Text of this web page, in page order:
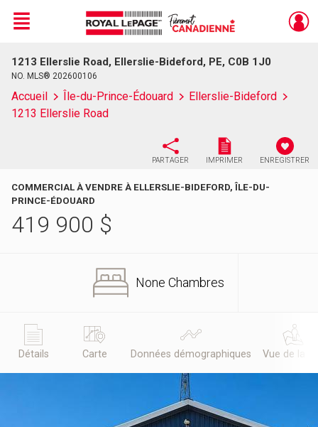
Live
En Direct
Menu
1213 Ellerslie Road, Ellerslie-Bideford, PE, C0B 1J0
NO. MLS® 202600106
Accueil Île-du-Prince-Édouard
Ellerslie-Bideford
1213 Ellerslie Road
PARTAGER IMPRIMER ENREGISTRER
COMMERCIAL À VENDRE À ELLERSLIE-BIDEFORD, ÎLE-DU-
PRINCE-ÉDOUARD
419 900 $
None Chambres
Détails Carte Données démographiques Vue de la